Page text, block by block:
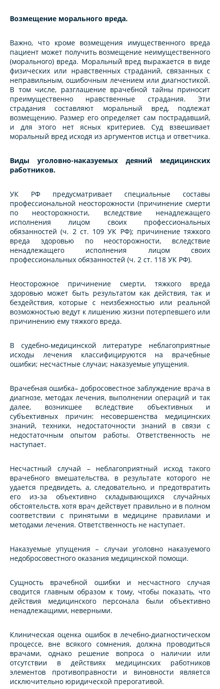
Возмещение морального вреда.
Важно, что кроме возмещения имущественного вреда
пациент может получить возмещение неимущественного
(морального) вреда. Моральный вред выражается в виде
физических или нравственных страданий, связанных с
неправильным, ошибочным лечением или диагностикой.
В том числе, разглашение врачебной тайны приносит
преимущественно нравственные страдания. Эти
страдания составляют моральный вред, подлежат
возмещению. Размер его определяет сам пострадавший,
и для этого нет ясных критериев. Суд взвешивает
моральный вред исходя из аргументов истца и ответчика.
Виды уголовно-наказуемых деяний медицинских
работников.
УК РФ предусматривает специальные составы
профессиональной неосторожности (причинение смерти
по неосторожности, вследствие ненадлежащего
исполнения лицом своих профессиональных
обязанностей (ч. 2 ст. 109 УК РФ); причинение тяжкого
вреда здоровью по неосторожности, вследствие
ненадлежащего исполнения лицом своих
профессиональных обязанностей (ч. 2 ст. 118 УК РФ).
Неосторожное причинение смерти, тяжкого вреда
здоровью может быть результатом как действия, так и
бездействия, которые с неизбежностью или реальной
возможностью ведут к лишению жизни потерпевшего или
причинению ему тяжкого вреда.
В судебно-медицинской литературе неблагоприятные
исходы лечения классифицируются на врачебные
ошибки; несчастные случаи; наказуемые упущения.
Врачебная ошибка– добросовестное заблуждение врача в
диагнозе, методах лечения, выполнении операций и так
далее, возникшее вследствие объективных и
субъективных причин: несовершенства медицинских
знаний, техники, недостаточности знаний в связи с
недостаточным опытом работы. Ответственность не
наступает.
Несчастный случай – неблагоприятный исход такого
врачебного вмешательства, в результате которого не
удается предвидеть, а, следовательно, и предотвратить
его из-за объективно складывающихся случайных
обстоятельств, хотя врач действует правильно и в полном
соответствии с принятыми в медицине правилами и
методами лечения. Ответственность не наступает.
Наказуемые упущения – случаи уголовно наказуемого
недобросовестного оказания медицинской помощи.
Сущность врачебной ошибки и несчастного случая
сводится главным образом к тому, чтобы показать, что
действия медицинского персонала были объективно
ненадлежащими, неверными.
Клиническая оценка ошибок в лечебно-диагностическом
процессе, вне всякого сомнения, должна проводиться
врачами, однако решение вопроса о наличии или
отсутствии в действиях медицинских работников
элементов противоправности и виновности является
исключительно юридической прерогативой.